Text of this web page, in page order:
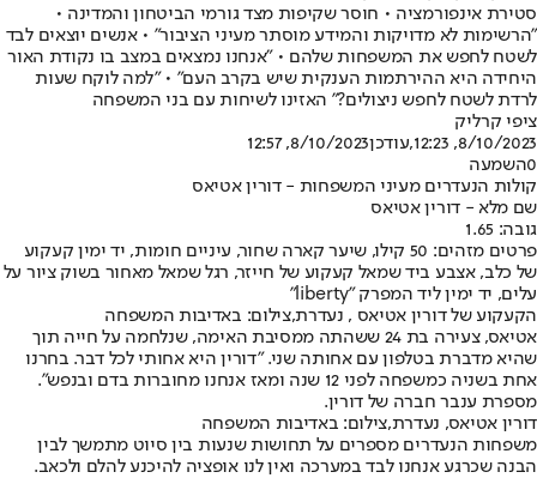
סטירת אינפורמציה • חוסר שקיפות מצד גורמי הביטחון והמדינה •
"הרשימות לא מדויקות והמידע מוסתר מעיני הציבור" • אנשים יוצאים לבד
לשטח לחפש את המשפחות שלהם • "אנחנו נמצאים במצב בו נקודת האור
היחידה היא ההירתמות הענקית שיש בקרב העם" • "למה לוקח שעות
לרדת לשטח לחפש ניצולים?" האזינו לשיחות עם בני המשפחה
ציפי קרליק
8/10/2023, 12:23
,עודכן8/10/2023, 12:57
0השמעה
קולות הנעדרים מעיני המשפחות - דורין אטיאס
שם מלא - דורין אטיאס
גובה: 1.65
פרטים מזהים: 50 קילו, שיער קארה שחור, עיניים חומות, יד ימין קעקוע
של כלב, אצבע ביד שמאל קעקוע של חייזר, רגל שמאל מאחור בשוק ציור על
עלים, יד ימין ליד המפרק ״liberty״
הקעקוע של דורין אטיאס , נעדרת,צילום: באדיבות המשפחה
אטיאס, צעירה בת 24 ששהתה ממסיבת האימה, שנלחמה על חייה תוך
שהיא מדברת בטלפון עם אחותה שני. "דורין היא אחותי לכל דבר. בחרנו
אחת בשניה כמשפחה לפני 12 שנה ומאז אנחנו מחוברות בדם ובנפש".
מספרת ענבר חברה של דורין.
דורין אטיאס, נעדרת,צילום: באדיבות המשפחה
משפחות הנעדרים מספרים על תחושות שנעות בין סיוט מתמשך לבין
הבנה שכרגע אנחנו לבד במערכה ואין לנו אופציה להיכנע להלם ולכאב.